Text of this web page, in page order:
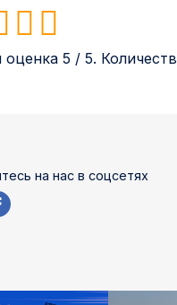
оценка5 / 5.
на нас в соцсетях